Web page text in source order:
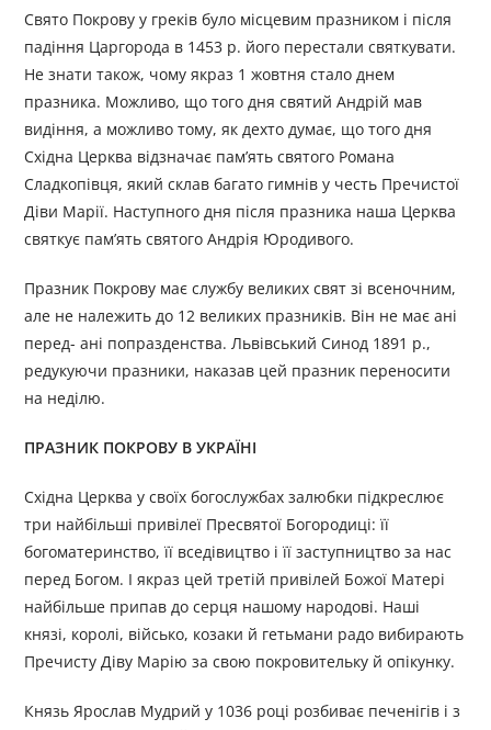
Свято Покрову у греків було місцевим празником і після
падін­ня Царгорода в 1453 р. його перестали святкувати.
Не знати також, чому якраз 1 жовтня стало днем
празника. Можливо, що того дня святий Андрій мав
видіння, а можливо тому, як дехто думає, що того дня
Східна Церква відзначає пам’ять святого Романа
Сладкопівця, який склав багато гимнів у честь Пречистої
Діви Марії. Наступного дня після празника наша Церква
святкує пам’ять святого Андрія Юродивого.
Празник Покрову має службу великих свят зі всеночним,
але не належить до 12 великих празників. Він не має ані
перед- ані попразденства. Львівський Синод 1891 p.,
редукуючи празники, наказав цей празник переносити
на неділю.
ПРАЗНИК ПОКРОВУ В УКРАЇНІ
Східна Церква у своїх богослужбах залюбки підкреслює
три найбільші привілеї Пресвятої Богородиці: її
богоматеринство, її вседівицтво і її заступництво за нас
перед Богом. І якраз цей третій привілей Божої Матері
найбільше припав до серця нашому народові. Наші
князі, королі, військо, козаки й гетьмани радо вибирають
Пречисту Діву Марію за свою покровительку й опікунку.
Князь Ярослав Мудрий у 1036 році розбиває печенігів і з